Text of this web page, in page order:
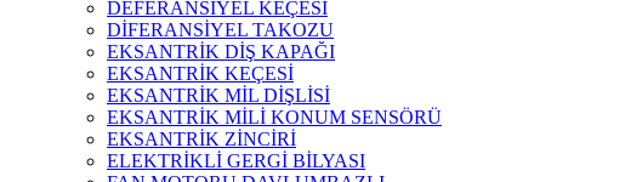
DEFERANSİYEL KEÇESİ
DİFERANSİYEL TAKOZU
EKSANTRİK DİŞ KAPAĞI
EKSANTRİK KEÇESİ
EKSANTRİK MİL DİŞLİSİ
EKSANTRİK MİLİ KONUM SENSÖRÜ
EKSANTRİK ZİNCİRİ
ELEKTRİKLİ GERGİ BİLYASI